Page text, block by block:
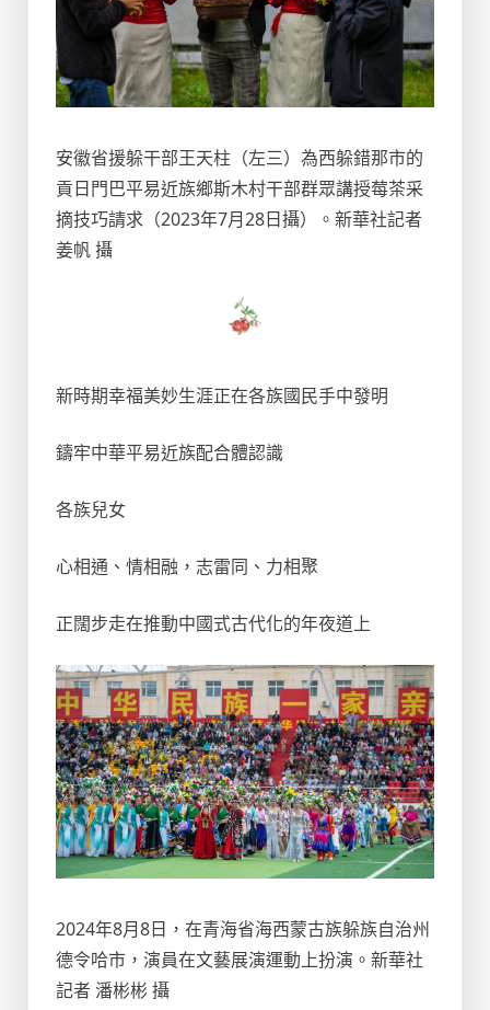
安徽省援躲干部王天柱（左三）為西躲錯那市的
貢日門巴平易近族鄉斯木村干部群眾講授莓茶采
摘技巧請求（2023年7月28日攝）。新華社記者
姜帆 攝
新時期幸福美妙生涯正在各族國民手中發明
鑄牢中華平易近族配合體認識
各族兒女
心相通、情相融，志雷同、力相聚
正闊步走在推動中國式古代化的年夜道上
2024年8月8日，在青海省海西蒙古族躲族自治州
德令哈市，演員在文藝展演運動上扮演。新華社
記者 潘彬彬 攝